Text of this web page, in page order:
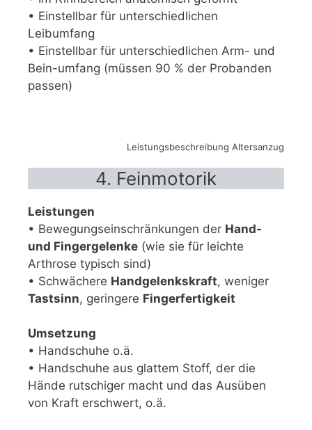
• Einstellbar für unterschiedlichen
Leibumfang
• Einstellbar für unterschiedlichen Arm- und
Bein-umfang (müssen 90 % der Probanden
passen)
Leistungsbeschreibung Altersanzug
4. Feinmotorik
Leistungen
• Bewegungseinschränkungen der Hand-
und Fingergelenke (wie sie für leichte
Arthrose typisch sind)
• Schwächere Handgelenkskraft, weniger
Tastsinn, geringere Fingerfertigkeit
Umsetzung
• Handschuhe o.ä.
• Handschuhe aus glattem Stoff, der die
Hände rutschiger macht und das Ausüben
von Kraft erschwert, o.ä.